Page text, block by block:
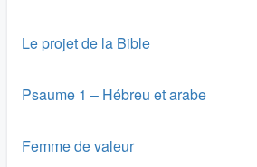
Le projet de la Bible
Psaume 1 – Hébreu et arabe
Femme de valeur